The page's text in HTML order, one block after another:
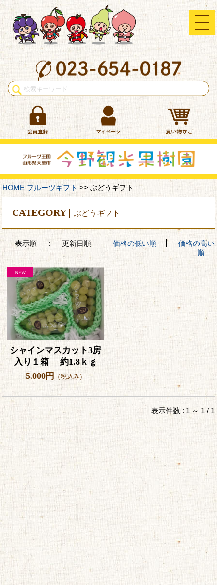
HOME フルーツギフト >> ぶどうギフト
CATEGORY ぶどうギフト
表示順 : 更新日順 価格の低い順
価格の高い
順
シャインマスカット3房
入り１箱 約1.8ｋｇ
5,000円
（税込み）
表示件数 : 1 ～ 1 / 1